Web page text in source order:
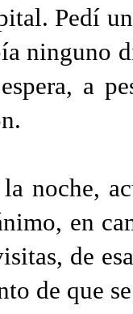
Pedí
ninguno
a
noche,
en
de
de que